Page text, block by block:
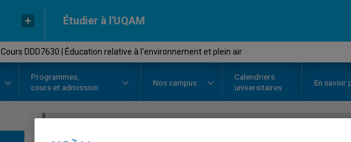
Étudier à l'UQAM
Cours DDD7630 | Éducation relative à l'environnement et plein air
Programmes,
cours et admission
Nos campus
Calendriers
universitaires
En savoir